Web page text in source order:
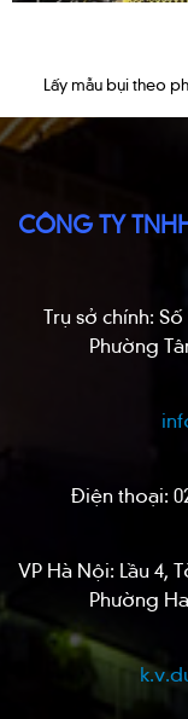
Lấy mẫu bụi theo
CÔNG TY
Trụ sở chính:
Phường
Điện thoại:
VP Hà Nội: Lầu 4,
Phường